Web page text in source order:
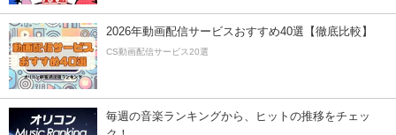
2026年動画配信サービスおすすめ40選【徹底比較】
CS動画配信サービス20選
毎週の音楽ランキングから、ヒットの推移をチェッ